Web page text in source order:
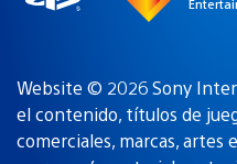
Website © 2026 Sony
el contenido, títulos de
comerciales, marcas, artes